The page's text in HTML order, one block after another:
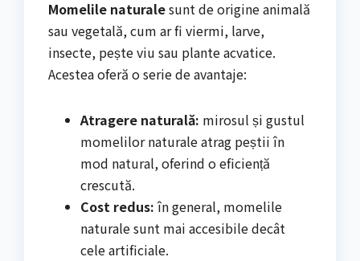
Momelile naturalesunt de origine animală
sau vegetală, cum ar fi viermi, larve,
insecte, pește viu sau plante acvatice.
Acestea oferă o serie de avantaje:
Atragere naturală: mirosul și gustul
momelilor naturale atrag peștii în
mod natural, oferind o eficiență
crescută.
Cost redus: în general, momelile
naturale sunt mai accesibile decât
cele artificiale.